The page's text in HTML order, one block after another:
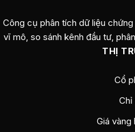
Công cụ phân tích dữ liệu
vĩ mô, so sánh kênh đầu tư,
THỊ
Cổ
Chỉ
Giá vàng